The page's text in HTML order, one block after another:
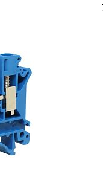
В корзину
Сравнение
Под заказ